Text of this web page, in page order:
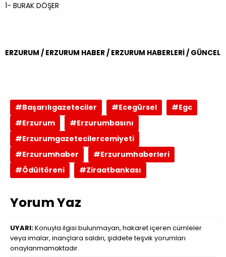
1- BURAK DÖŞER
ERZURUM / ERZURUM HABER / ERZURUM HABERLERİ / GÜNCEL
#Başarılıgazeteciler #Ecegürsel
#Egc
#Erzurum
#Erzurumbasını
#Erzurumgazetecilercemiyeti
#Erzurumhaber
#Erzurumhaberleri
#Ödültöreni
#Ziraatbankası
Yorum Yaz
UYARI:Konuyla ilgisi bulunmayan, hakaret içeren cümleler
veya imalar, inançlara saldırı, şiddete teşvik yorumları
onaylanmamaktadır.